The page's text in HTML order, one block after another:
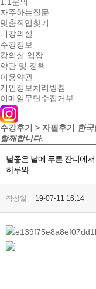
자주하는질문
맞춤직업찾기
내강의실
수강정보
강의실 입장
약관 및 정책
이용약관
개인정보처리방침
이메일무단수집거부
수강후기 > 자필후기 한
함께합니다.
날좋은 날에 푸른 잔디에
하루와...
작성일 19-07-11 16:14